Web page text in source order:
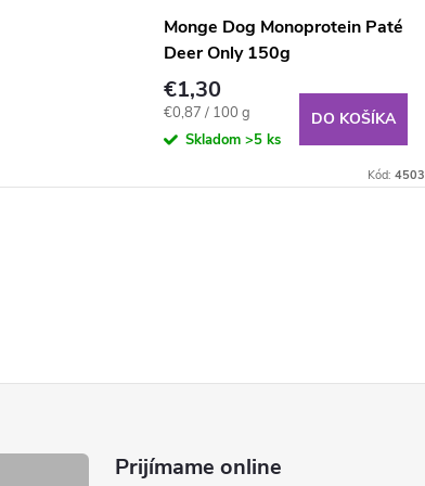
Monge Dog Monoprotein Paté
Deer Only 150g
€1,30
Jednotková
cena:
€0,87 / 100 g
Skladom >5 ks
DO KOŠÍKA
Kód: 4503
Prijímame online